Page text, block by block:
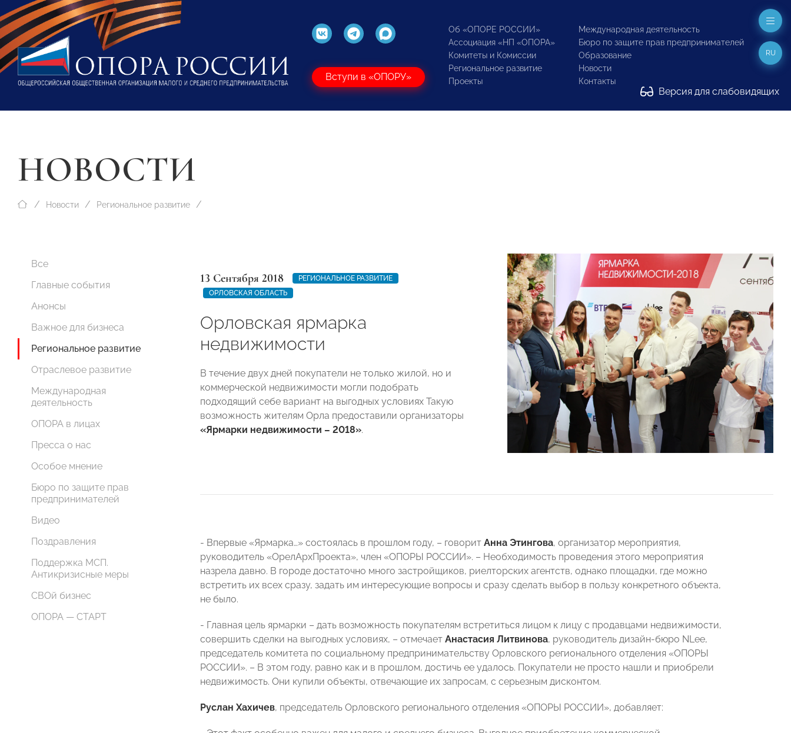
Вступи в «ОПОРУ»
Об «ОПОРЕ РОССИИ»
Ассоциация «НП «ОПОРА»
Комитеты и Комиссии
Региональное развитие
Проекты
Международная деятельность
Бюро по защите прав предпринимателей
Образование
Новости
Контакты
Версия для слабовидящих
RU
НОВОСТИ
Новости Региональное развитие
Все
Главные события
Анонсы
Важное для бизнеса
Региональное развитие
Отраслевое развитие
Международная
деятельность
ОПОРА в лицах
Пресса о нас
Особое мнение
Бюро по защите прав
предпринимателей
Видео
Поздравления
Поддержка МСП.
Антикризисные меры
СВОй бизнес
ОПОРА — СТАРТ
13 Сентября 2018
РЕГИОНАЛЬНОЕ РАЗВИТИЕ
ОРЛОВСКАЯ ОБЛАСТЬ
Орловская ярмарка
недвижимости
В течение двух дней покупатели не только жилой, но и
коммерческой недвижимости могли подобрать
подходящий себе вариант на выгодных условиях Такую
возможность жителям Орла предоставили организаторы
«Ярмарки недвижимости – 2018».
- Впервые «Ярмарка…» состоялась в прошлом году, – говорит Анна Этингова, организатор мероприятия,
руководитель «ОрелАрхПроекта», член «ОПОРЫ РОССИИ». – Необходимость проведения этого мероприятия
назрела давно. В городе достаточно много застройщиков, риелторских агентств, однако площадки, где можно
встретить их всех сразу, задать им интересующие вопросы и сразу сделать выбор в пользу конкретного объекта,
не было.
- Главная цель ярмарки – дать возможность покупателям встретиться лицом к лицу с продавцами недвижимости,
совершить сделки на выгодных условиях, – отмечает Анастасия Литвинова, руководитель дизайн-бюро NLee,
председатель комитета по социальному предпринимательству Орловского регионального отделения «ОПОРЫ
РОССИИ». – В этом году, равно как и в прошлом, достичь ее удалось. Покупатели не просто нашли и приобрели
недвижимость. Они купили объекты, отвечающие их запросам, с серьезным дисконтом.
Руслан Хахичев, председатель Орловского регионального отделения «ОПОРЫ РОССИИ», добавляет: